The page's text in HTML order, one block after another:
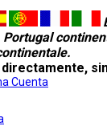
Cuenta